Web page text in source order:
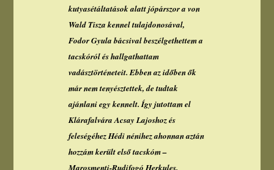
kutyasétáltatások alatt jópárszor a von
Wald Tisza kennel tulajdonosával,
Fodor Gyula bácsival beszélgethettem a
tacskóról és hallgathattam
vadásztörténeteit. Ebben az időben ők
már nem tenyésztettek, de tudtak
ajánlani egy kennelt. Így jutottam el
Klárafalvára Acsay Lajoshoz és
feleségéhez Hédi nénihez ahonnan aztán
hozzám került első tacskóm –
Marosmenti-Rudifogó Herkules.